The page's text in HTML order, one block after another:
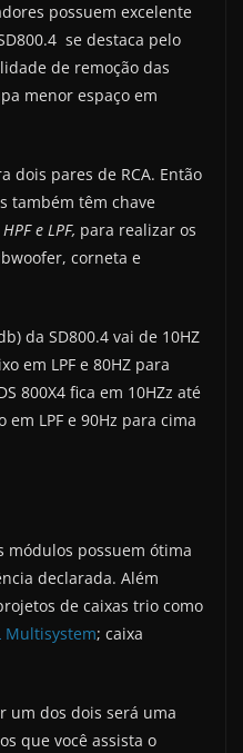
possuem excelente
se destaca pelo
de remoção das
menor espaço em
dois pares de RCA. Então
também têm chave
e LPF, para realizar os
corneta e
da SD800.4 vai de 10HZ
em LPF e 80HZ para
800X4 fica em 10HZz até
em LPF e 90Hz para cima
módulos possuem ótima
declarada. Além
de caixas trio como
Multisystem; caixa
um dos dois será uma
que você assista o